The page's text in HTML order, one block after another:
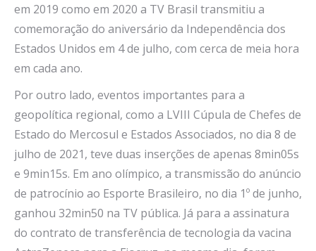
em 2019 como em 2020 a TV Brasil transmitiu a
comemoração do aniversário da Independência dos
Estados Unidos em 4 de julho, com cerca de meia hora
em cada ano.
Por outro lado, eventos importantes para a
geopolítica regional, como a LVIII Cúpula de Chefes de
Estado do Mercosul e Estados Associados, no dia 8 de
julho de 2021, teve duas inserções de apenas 8min05s
e 9min15s. Em ano olímpico, a transmissão do anúncio
de patrocínio ao Esporte Brasileiro, no dia 1º de junho,
ganhou 32min50 na TV pública. Já para a assinatura
do contrato de transferência de tecnologia da vacina